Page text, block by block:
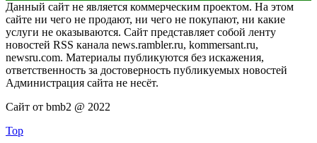
Данный сайт не является коммерческим проектом. На этом
сайте ни чего не продают, ни чего не покупают, ни какие
услуги не оказываются. Сайт представляет собой ленту
новостей RSS канала news.rambler.ru, kommersant.ru,
newsru.com. Материалы публикуются без искажения,
ответственность за достоверность публикуемых новостей
Администрация сайта не несёт.
Сайт от bmb2 @ 2022
Top